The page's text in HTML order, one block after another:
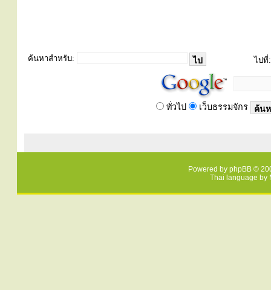
ค้นหาสำหรับ: ไปที่:
ทั่วไป เว็บธรรมจักร
Powered by phpBB ©
Thai language by